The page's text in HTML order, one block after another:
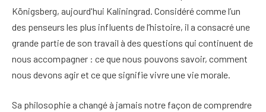
Königsberg, aujourd'hui Kaliningrad. Considéré comme l’un
des penseurs les plus influents de l’histoire, il a consacré une
grande partie de son travail à des questions qui continuent de
nous accompagner : ce que nous pouvons savoir, comment
nous devons agir et ce que signifie vivre une vie morale.
Sa philosophie a changé à jamais notre façon de comprendre